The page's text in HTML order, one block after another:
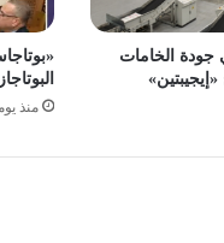
جودة الخامات
منذ